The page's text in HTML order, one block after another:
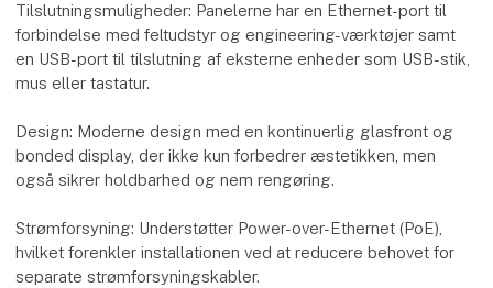
Tilslutningsmuligheder: Panelerne har en Ethernet-port til
forbindelse med feltudstyr og engineering-værktøjer samt
en USB-port til tilslutning af eksterne enheder som USB-stik,
mus eller tastatur.
Design: Moderne design med en kontinuerlig glasfront og
bonded display, der ikke kun forbedrer æstetikken, men
også sikrer holdbarhed og nem rengøring.
Strømforsyning: Understøtter Power-over-Ethernet (PoE),
hvilket forenkler installationen ved at reducere behovet for
separate strømforsyningskabler.